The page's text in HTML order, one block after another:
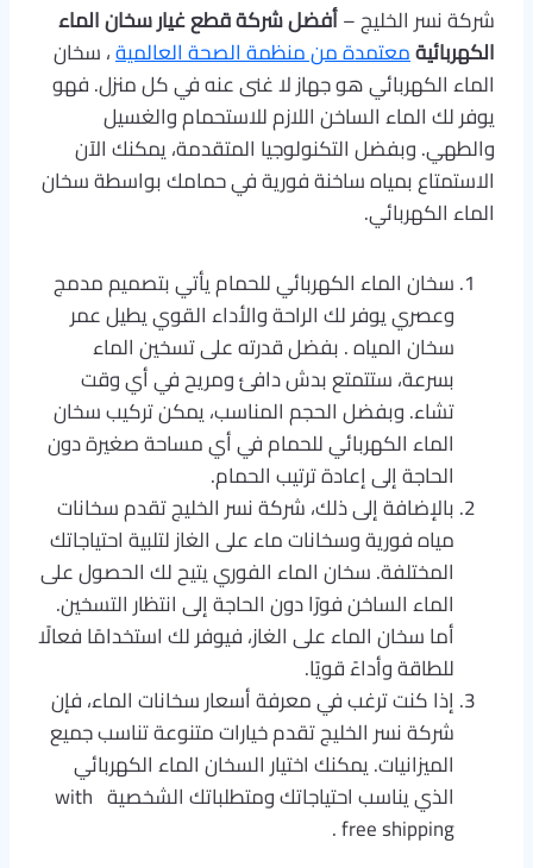
شركة نسر الخليج –أفضل شركة قطع غيار سخان الماء
الكهربائيةمعتمدة من منظمة الصحة العالمية، سخان
الماء الكهربائي هو جهاز لا غنى عنه في كل منزل. فهو
يوفر لك الماء الساخن اللازم للاستحمام والغسيل
والطهي. وبفضل التكنولوجيا المتقدمة، يمكنك الآن
الاستمتاع بمياه ساخنة فورية في حمامك بواسطة سخان
الماء الكهربائي.
سخان الماء الكهربائي للحمام يأتي بتصميم مدمج
وعصري يوفر لك الراحة والأداء القوي يطيل عمر
سخان المياه . بفضل قدرته على تسخين الماء
بسرعة، ستتمتع بدش دافئ ومريح في أي وقت
تشاء. وبفضل الحجم المناسب، يمكن تركيب سخان
الماء الكهربائي للحمام في أي مساحة صغيرة دون
الحاجة إلى إعادة ترتيب الحمام.
بالإضافة إلى ذلك، شركة نسر الخليج تقدم سخانات
مياه فورية وسخانات ماء على الغاز لتلبية احتياجاتك
المختلفة. سخان الماء الفوري يتيح لك الحصول على
الماء الساخن فورًا دون الحاجة إلى انتظار التسخين.
أما سخان الماء على الغاز، فيوفر لك استخدامًا فعالًا
للطاقة وأداءً قويًا.
إذا كنت ترغب في معرفة أسعار سخانات الماء، فإن
شركة نسر الخليج تقدم خيارات متنوعة تناسب جميع
الميزانيات. يمكنك اختيار السخان الماء الكهربائي
الذي يناسب احتياجاتك ومتطلباتك الشخصية with
free shipping .